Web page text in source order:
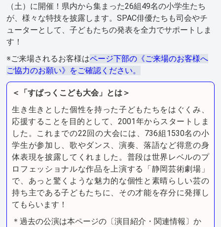
（土）に開催！県内から集まった26組49名の小学生たち
が、様々な特技を披露します。SPAC俳優たちも司会やチ
ューターとして、子どもたちの発表を全力でサポートしま
す！
※ご来場されるお客様はページ下部の《ご来場のお客様へ
ご協力のお願い》をご確認ください。
＜「すぱっくこども大会」とは＞
生き生きとした個性を持った子どもたちをはぐくみ、
応援することを目的として、2001年からスタートしま
した。これまでの22回の大会には、736組1530名の小
学生が参加し、歌やダンス、演奏、落語など得意の身
体表現を披露してくれました。普段は世界レベルのプ
ロフェッショナルな作品を上演する「静岡芸術劇場」
で、あっと驚くような魅力的な個性と素晴らしい芸の
持ち主である子どもたちに、その才能を存分に発揮し
てもらいます！
＊過去の公演は本ページの〔演目紹介・関連情報〕か